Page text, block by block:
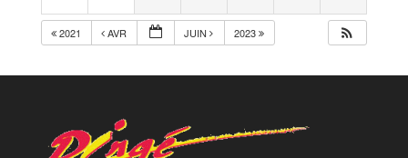
2021 AVR JUIN 2023